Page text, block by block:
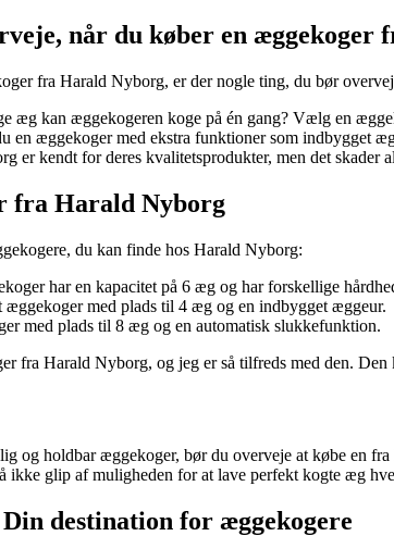
når du køber en æggekoger
fra Harald Nyborg, er der nogle ting, du bør
æg kan æggekogeren koge på én gang? Vælg en
en æggekoger med ekstra funktioner som indbygget
er kendt for deres kvalitetsprodukter, men det skader
fra Harald Nyborg
du kan finde hos Harald Nyborg:
har en kapacitet på 6 æg og har forskellige
æggekoger med plads til 4 æg og en indbygget æggeur.
med plads til 8 æg og en automatisk slukkefunktion.
fra Harald Nyborg, og jeg er så tilfreds med den.
og holdbar æggekoger, bør du overveje at købe en
ikke glip af muligheden for at lave perfekt kogte æg
destination for æggekogere